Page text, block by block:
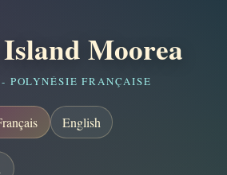
Moorea
POLYNÉSIE FRANÇAISE
English